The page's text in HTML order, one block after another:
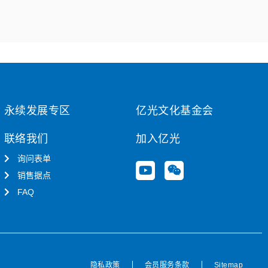
永续发展专区
联络我们
询问表单
销售据点
FAQ
亿光文化基金会
加入亿光
Y
o
W
e
隐私政策 会员服务条款 Sitemap